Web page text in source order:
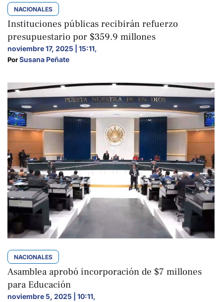
NACIONALES
Instituciones públicas recibirán refuerzo
presupuestario por $359.9 millones
noviembre 17, 2025 | 15:11,
Por Susana Peñate
NACIONALES
Asamblea aprobó incorporación de $7 millones
para Educación
noviembre 5, 2025 | 10:11,